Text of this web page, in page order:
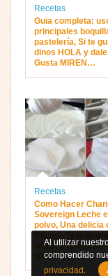
Recetas
Guia completa:
principales
pastelería, Si te
dinos HOLA y
Gusta MIREN…
Recetas
Como Hacer
Sovereign Leche
polvo, Una delicia
HOLA y dale a Me
MIREN …
Al utilizar
comprendido
privacidad.